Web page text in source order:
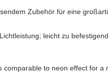
Zubehör für eine
leicht zu
to neon effect for a